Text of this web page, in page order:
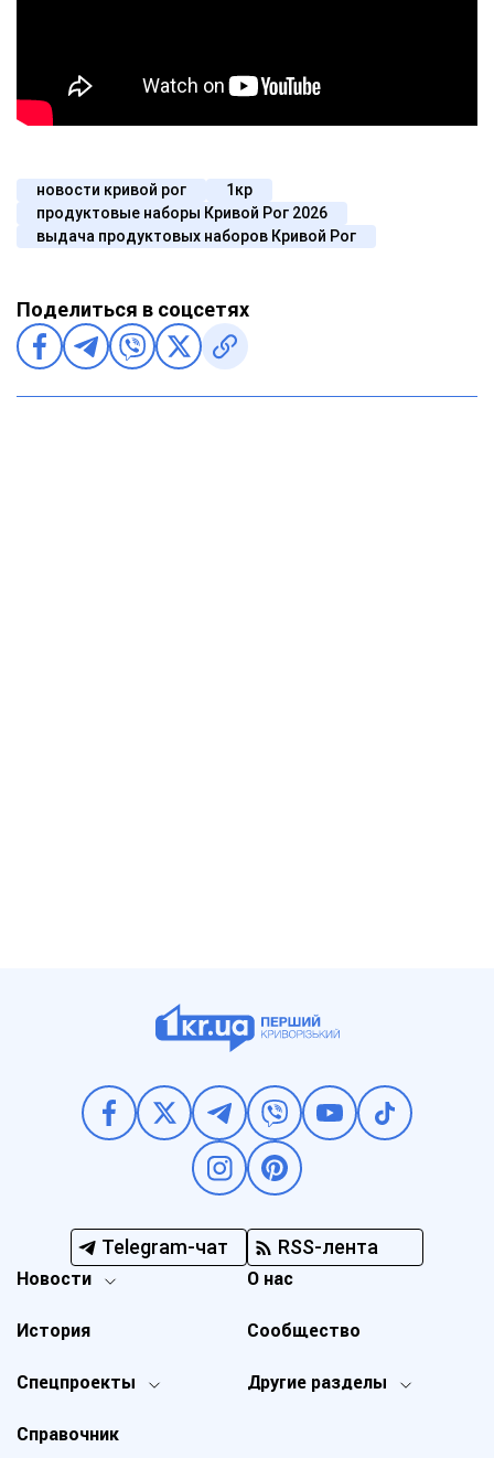
новости кривой рог
1кр
продуктовые наборы Кривой Рог 2026
выдача продуктовых наборов Кривой Рог
Поделиться в соцсетях
Telegram-чат RSS-лента
Новости
Спецпроекты Другие разделы
История
О нас
Справочник
Сообщество